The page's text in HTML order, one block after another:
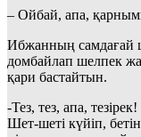
– Ойбай, апа,
Ибжанның самдағай
домбайлап шелпек
қари бастайтын.
-Тез, тез, апа,
Шет-шеті күйіп,